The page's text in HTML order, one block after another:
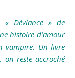
Déviance » de
histoire d’amour
vampire. Un livre
reste accroché